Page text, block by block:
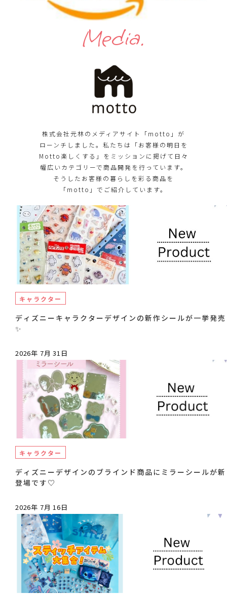
Media.
株式会社元林のメディアサイト「motto」が
ローンチしました。私たちは「お客様の明日を
Motto楽しくする」をミッションに掲げて日々
幅広いカテゴリーで商品開発を行っています。
そうしたお客様の暮らしを彩る商品を
「motto」でご紹介しています。
キャラクター
ディズニーキャラクターデザインの新作シールが一挙発売
✨
2026年 7月 31日
キャラクター
ディズニーデザインのブラインド商品にミラーシールが新
登場です♡
2026年 7月 16日